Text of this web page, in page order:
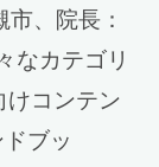
、院長：
なカテゴリ
けコンテン
ブッ